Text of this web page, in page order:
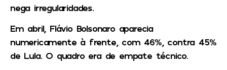
nega irregularidades.
Em abril, Flávio Bolsonaro aparecia
numericamente à frente, com 46%, contra 45%
de Lula. O quadro era de empate técnico.